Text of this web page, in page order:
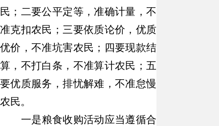
民； 二要公平定等，准确计量，不
准克扣农民； 三要依质论价，优质
优价，不准坑害农民； 四要现款结
算，不打白条，不准算计农民； 五
要优质服务，排忧解难，不准怠慢
农民。
一是粮食收购活动应当遵循合